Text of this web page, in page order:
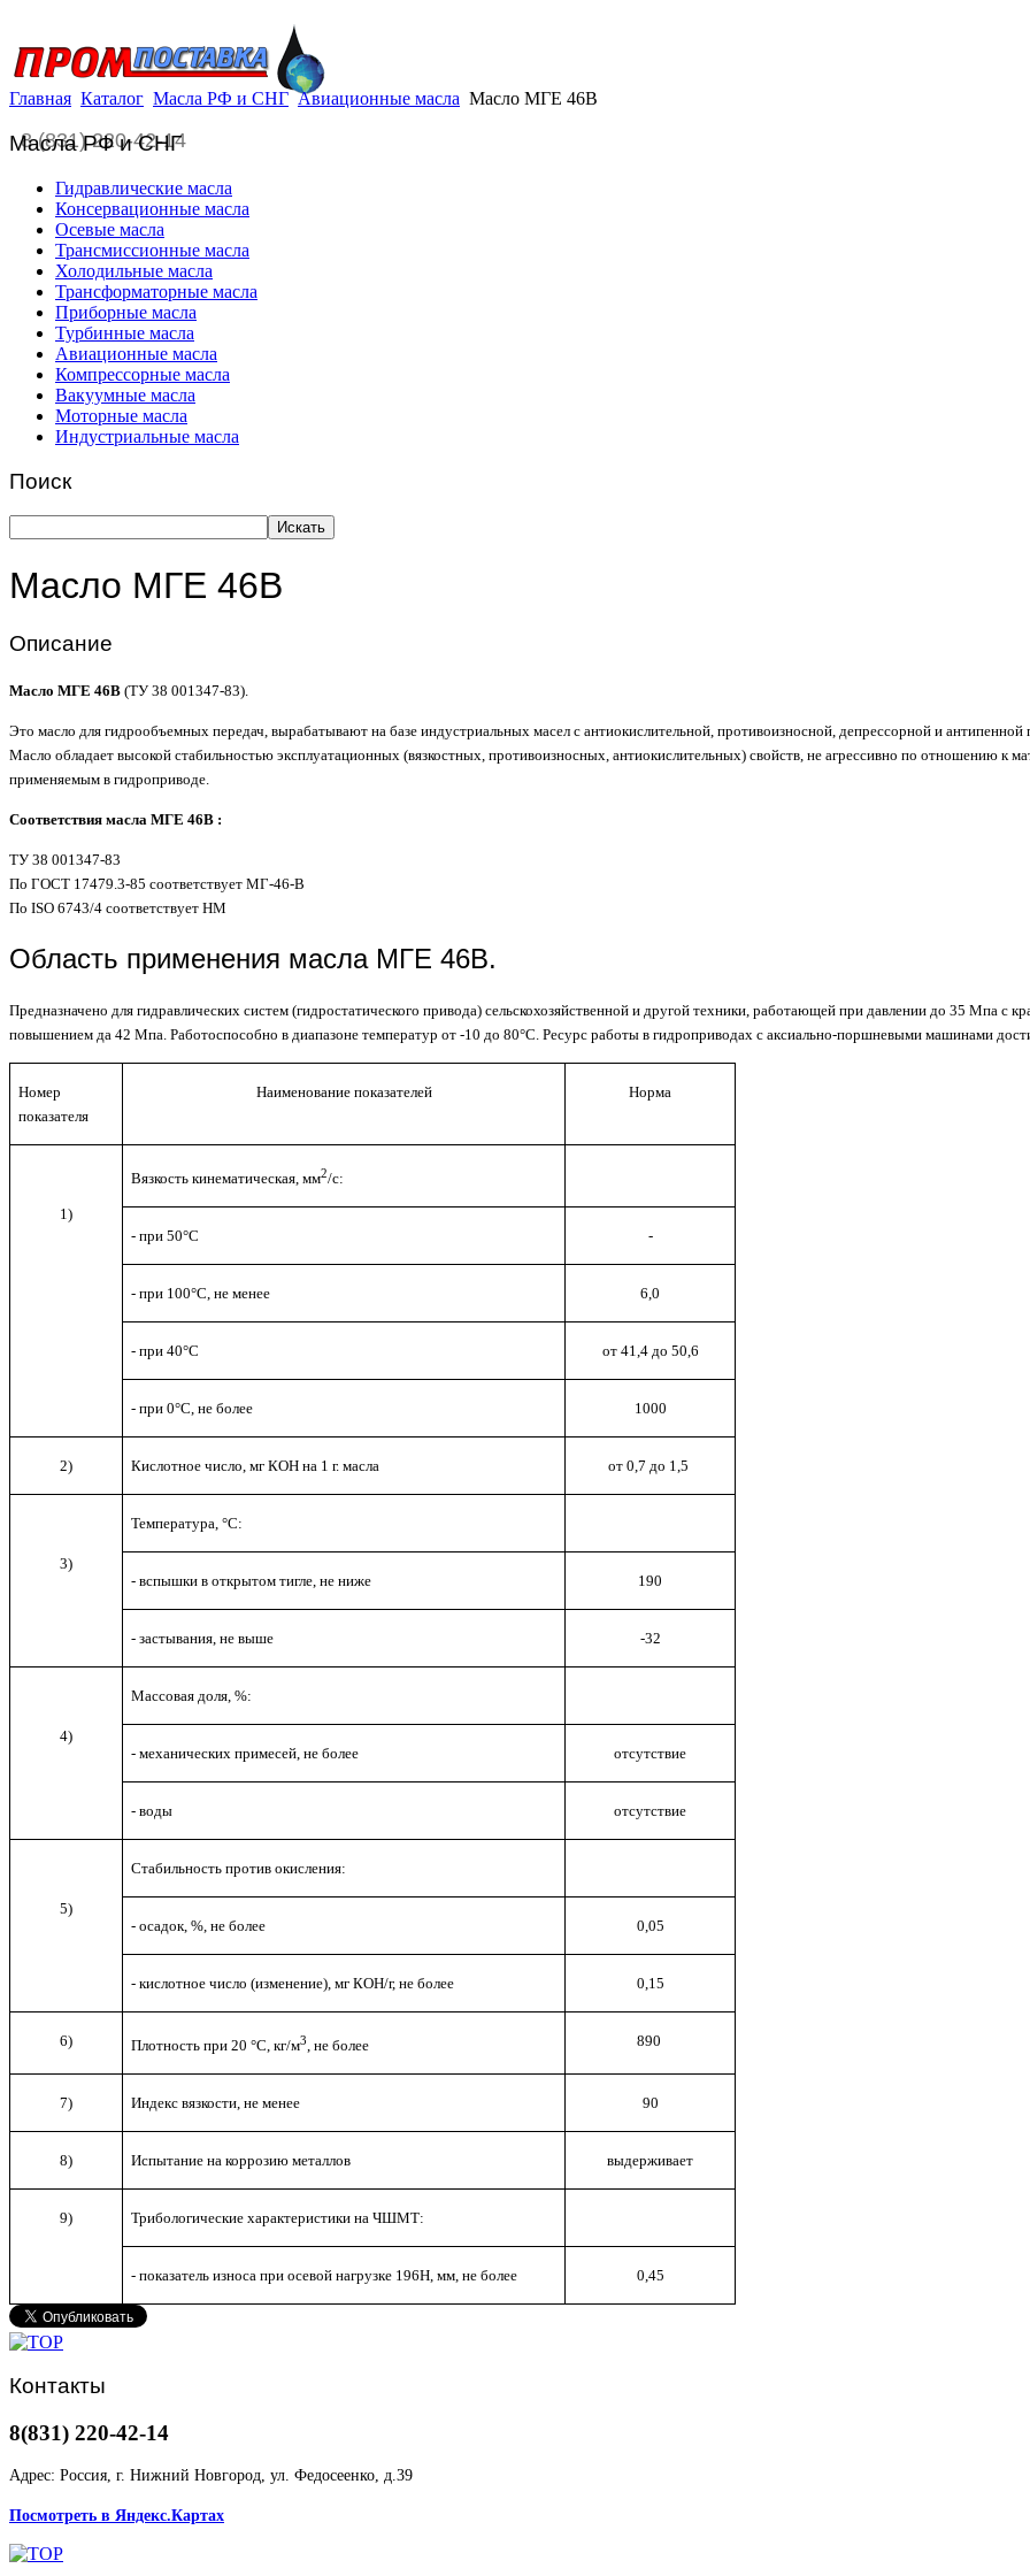
8 (831) 220-42-14
Главная Каталог Масла РФ и СНГ Авиационные масла Масло МГЕ 46В
Масла РФ и СНГ
Гидравлические масла
Консервационные масла
Осевые масла
Трансмиссионные масла
Холодильные масла
Трансформаторные масла
Приборные масла
Турбинные масла
Авиационные масла
Компрессорные масла
Вакуумные масла
Моторные масла
Индустриальные масла
Поиск
Искать
Масло МГЕ 46В
Описание
Масло МГЕ 46В (ТУ 38 001347-83).
Это масло для гидрообъемных передач, вырабатывают на базе индустриальных масел с антиокислительной, противоизносной, депрессорной и антипенной
Масло обладает высокой стабильностью эксплуатационных (вязкостных, противоизносных, антиокислительных) свойств, не агрессивно по отношению к
применяемым в гидроприводе.
Соответствия масла МГЕ 46В :
ТУ 38 001347-83
По ГОСТ 17479.3-85 соответствует МГ-46-В
По ISO 6743/4 соответствует НМ
Область применения масла МГЕ 46В.
Предназначено для гидравлических систем (гидростатического привода) сельскохозяйственной и другой техники, работающей при давлении до 35 Мпа с
повышением да 42 Мпа. Работоспособно в диапазоне температур от -10 до 80°С. Ресурс работы в гидроприводах с аксиально-поршневыми машинами
Номер
показателя
Наименование показателей Норма
1)
Вязкость кинематическая, мм2/с:
- при 50°С -
- при 100°С, не менее 6,0
- при 40°С от 41,4 до 50,6
- при 0°С, не более 1000
2) Кислотное число, мг КОН на 1 г. масла от 0,7 до 1,5
3)
Температура, °С:
- вспышки в открытом тигле, не ниже 190
- застывания, не выше -32
4)
Массовая доля, %:
- механических примесей, не более отсутствие
- воды отсутствие
5)
Стабильность против окисления:
- осадок, %, не более 0,05
- кислотное число (изменение), мг КОН/г, не более 0,15
6) Плотность при 20 °С, кг/м3, не более 890
7) Индекс вязкости, не менее 90
8) Испытание на коррозию металлов выдерживает
9) Трибологические характеристики на ЧШМТ:
- показатель износа при осевой нагрузке 196Н, мм, не более 0,45
Контакты
8(831) 220-42-14
Адрес: Россия, г. Нижний Новгород, ул. Федосеенко, д.39
Посмотреть в Яндекс.Картах